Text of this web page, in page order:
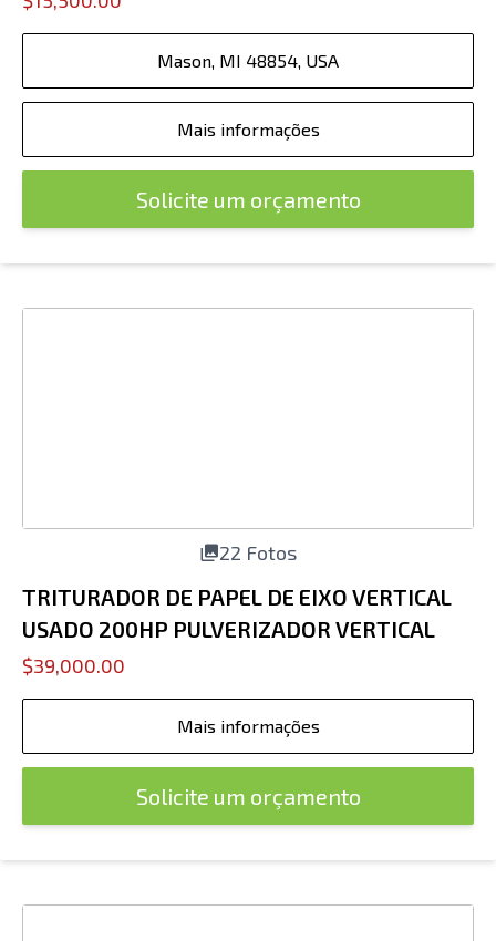
Mason, MI 48854, USA
Mais informações
Solicite um orçamento
22 Fotos
TRITURADOR DE PAPEL DE EIXO VERTICAL
USADO 200HP PULVERIZADOR VERTICAL
$39,000.00
Mais informações
Solicite um orçamento